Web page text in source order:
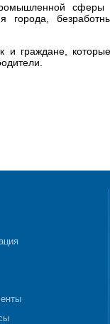
сферы
и граждане,